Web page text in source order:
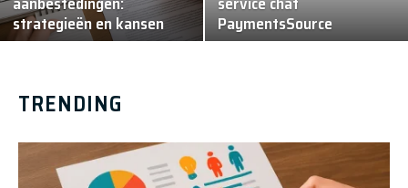
strategieën en kansen PaymentsSource
TRENDING